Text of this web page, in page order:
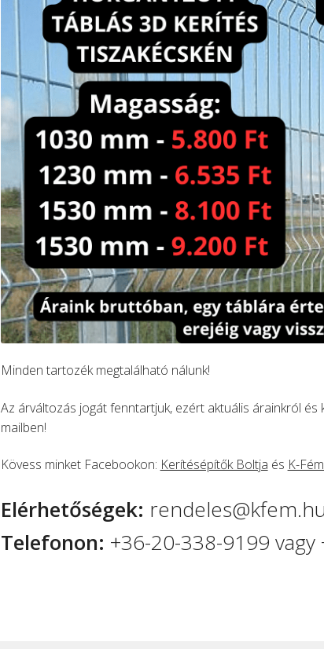
Minden tartozék megtalálható nálunk!
Az árváltozás jogát fenntartjuk, ezért aktuális árainkról
mailben!
Kövess minket Facebookon: Kerítésépítők Boltja és K-
Elérhetőségek: rendeles@kfem.hu
Telefonon: +36-20-338-9199